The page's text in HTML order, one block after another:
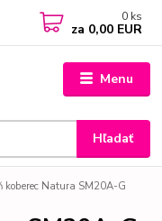
Menu
Hľadať
0 ks
za 0,00 EUR
koberec Natura SM20A-G